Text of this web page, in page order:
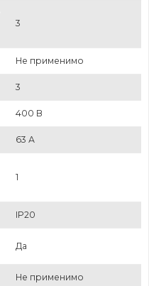
3
Не применимо
3
400 В
63 А
1
IP20
Да
Не применимо